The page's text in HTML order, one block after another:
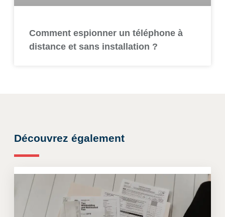
Comment espionner un téléphone à
distance et sans installation ?
Découvrez également